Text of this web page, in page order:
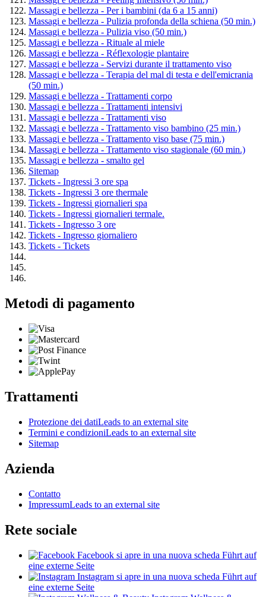
Massagi e bellezza - Per i bambini (da 6 a 15 anni)
Massagi e bellezza - Pulizia profonda della schiena (50 min.)
Massagi e bellezza - Pulizia viso (50 min.)
Massagi e bellezza - Rituale al miele
Massagi e bellezza - Réflexologie plantaire
Massagi e bellezza - Servizi durante il trattamento viso
Massagi e bellezza - Terapia del mal di testa e dell'emicrania
(50 min.)
Massagi e bellezza - Trattamenti corpo
Massagi e bellezza - Trattamenti intensivi
Massagi e bellezza - Trattamenti viso
Massagi e bellezza - Trattamento viso bambino (25 min.)
Massagi e bellezza - Trattamento viso base (75 min.)
Massagi e bellezza - Trattamento viso stagionale (60 min.)
Massagi e bellezza - smalto gel
Sitemap
Tickets - Ingressi 3 ore spa
Tickets - Ingressi 3 ore thermale
Tickets - Ingressi giornalieri spa
Tickets - Ingressi giornalieri termale.
Tickets - Ingresso 3 ore
Tickets - Ingresso giornaliero
Tickets - Tickets
Metodi di pagamento
Trattamenti
Protezione dei datiLeads to an external site
Termini e condizioniLeads to an external site
Sitemap
Azienda
Contatto
ImpressumLeads to an external site
Rete sociale
Facebook si apre in una nuova scheda Führt auf
eine externe Seite
Instagram si apre in una nuova scheda Führt auf
eine externe Seite